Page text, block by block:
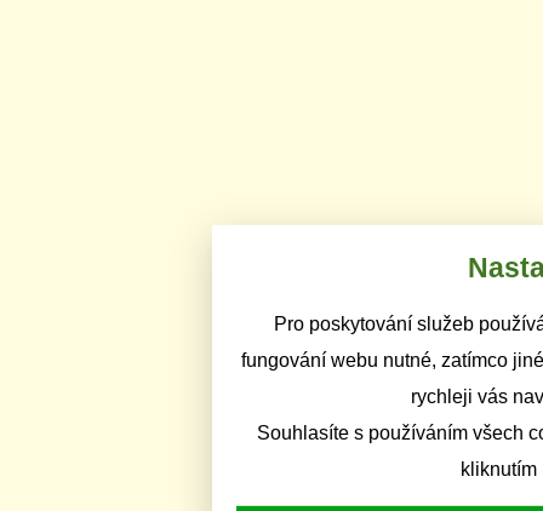
Pro poskytování služeb
fungování webu nutné, zatímco
rychleji vás
Souhlasíte s používáním všech
kliknutím